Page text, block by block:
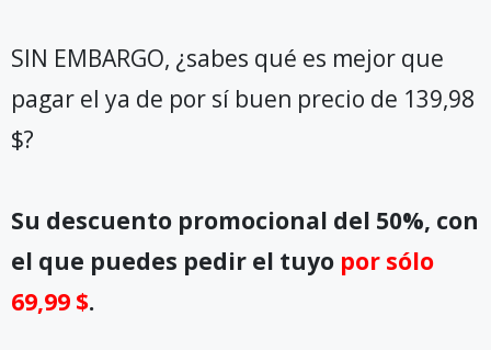
SIN EMBARGO, ¿sabes qué es mejor que
pagar el ya de por sí buen precio de 139,98
$?
Su descuento promocional del 50%, con
el que puedes pedir el tuyo por sólo
69,99 $.